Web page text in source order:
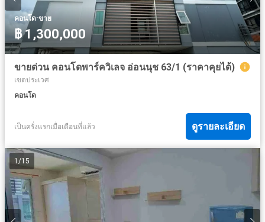
คอนโด·ขาย
฿ 1,300,000
ขายด่วน คอนโดพาร์ควิเลจ อ่อนนุช 63/1 (ราคาคุยได้)
เขตประเวศ
คอนโด
เป็นครั่งแรกเมื่อเดือนที่แล้ว ดูรายละเอียด
1 /15